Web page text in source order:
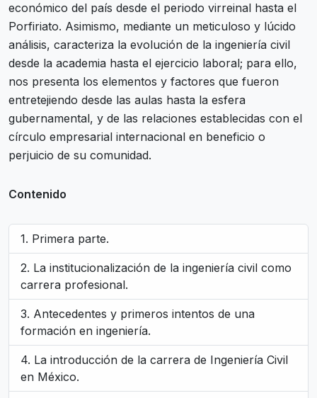
económico del país desde el periodo virreinal hasta el
Porfiriato. Asimismo, mediante un meticuloso y lúcido
análisis, caracteriza la evolución de la ingeniería civil
desde la academia hasta el ejercicio laboral; para ello,
nos presenta los elementos y factores que fueron
entretejiendo desde las aulas hasta la esfera
gubernamental, y de las relaciones establecidas con el
círculo empresarial internacional en beneficio o
perjuicio de su comunidad.
Contenido
Primera parte.
La institucionalización de la ingeniería civil como
carrera profesional.
Antecedentes y primeros intentos de una
formación en ingeniería.
La introducción de la carrera de Ingeniería Civil
en México.